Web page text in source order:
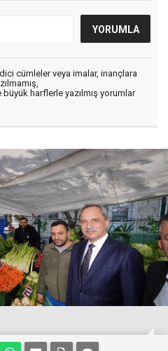
cümleler veya imalar, inançlara
harflerle yazılmış yorumlar